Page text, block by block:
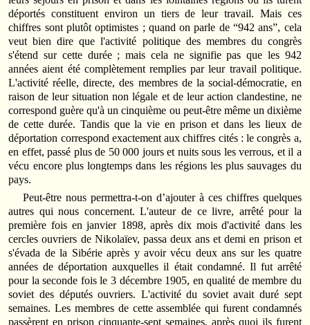
déportés constituent environ un tiers de leur travail. Mais ces
chiffres sont plutôt optimistes ; quand on parle de “942 ans”, cela
veut bien dire que l'activité politique des membres du congrès
s'étend sur cette durée ; mais cela ne signifie pas que les 942
années aient été complètement remplies par leur travail politique.
L'activité réelle, directe, des membres de la social‑démocratie, en
raison de leur situation non légale et de leur action clandestine, ne
correspond guère qu'à un cinquième ou peut‑être même un dixième
de cette durée. Tandis que la vie en prison et dans les lieux de
déportation correspond exactement aux chiffres cités : le congrès a,
en effet, passé plus de 50 000 jours et nuits sous les verrous, et il a
vécu encore plus longtemps dans les régions les plus sauvages du
pays.
Peut‑être nous permettra‑t‑on d’ajouter à ces chiffres quelques
autres qui nous concernent. L'auteur de ce livre, arrêté pour la
première fois en janvier 1898, après dix mois d'activité dans les
cercles ouvriers de Nikolaïev, passa deux ans et demi en prison et
s'évada de la Sibérie après y avoir vécu deux ans sur les quatre
années de déportation auxquelles il était condamné. Il fut arrêté
pour la seconde fois le 3 décembre 1905, en qualité de membre du
soviet des députés ouvriers. L'activité du soviet avait duré sept
semaines. Les membres de cette assemblée qui furent condamnés
passèrent en prison cinquante‑sept semaines, après quoi ils furent